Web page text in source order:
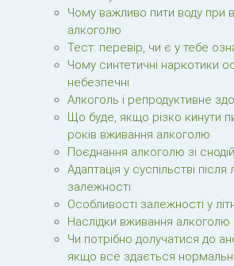
Чому важливо пити воду при
алкоголю
Тест: перевір, чи є у тебе
Чому синтетичні наркотики
небезпечні
Алкоголь і репродуктивне
Що буде, якщо різко кинути
років вживання алкоголю
Поєднання алкоголю зі
Адаптація у суспільстві після
залежності
Особливості залежності у
Наслідки вживання алкоголю
Чи потрібно долучатися до
якщо все здається